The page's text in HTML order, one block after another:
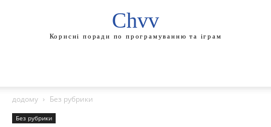
Chvv
Корисні поради по програмуванню та іграм
додому Без рубрики
Без рубрики